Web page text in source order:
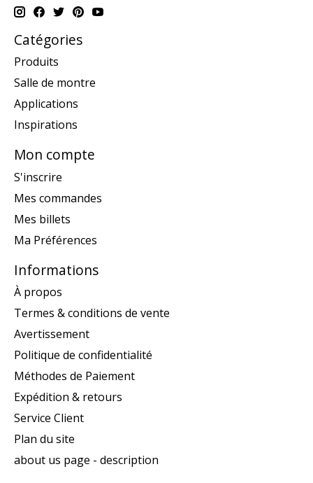
Catégories
Produits
Salle de montre
Applications
Inspirations
Mon compte
S'inscrire
Mes commandes
Mes billets
Ma Préférences
Informations
À propos
Termes & conditions de vente
Avertissement
Politique de confidentialité
Méthodes de Paiement
Expédition & retours
Service Client
Plan du site
about us page - description